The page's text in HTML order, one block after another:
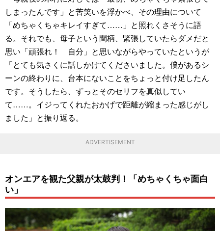
しまったんです」と苦笑いを浮かべ、その理由について
「めちゃくちゃキレイすぎて……」と照れくさそうに語
る。それでも、母子という間柄、緊張していたらダメだと
思い「頑張れ！ 自分」と思いながらやっていたというが
「とても気さくに話しかけてくださいました。僕があるシ
ーンの終わりに、台本にないことをちょっと付け足したん
です。そうしたら、ずっとそのセリフを真似してい
て……。イジってくれたおかげで距離が縮まった感じがし
ました」と振り返る。
ADVERTISEMENT
オンエアを観た父親が太鼓判！「めちゃくちゃ面白
い」